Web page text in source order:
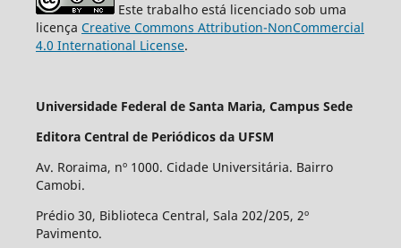
Este trabalho está licenciado sob uma
licença Creative Commons Attribution-NonCommercial
4.0 International License.
Universidade Federal de Santa Maria, Campus Sede
Editora Central de Periódicos da UFSM
Av. Roraima, nº 1000. Cidade Universitária. Bairro
Camobi.
Prédio 30, Biblioteca Central, Sala 202/205, 2º
Pavimento.